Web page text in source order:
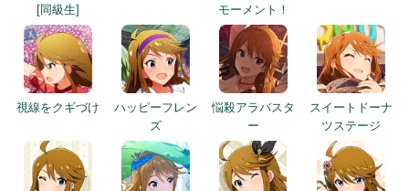
[同級生]
モーメント！
視線をクギづけ
ハッピーフレン
ズ
悩殺アラバスタ
ー
スイートドーナ
ツステージ